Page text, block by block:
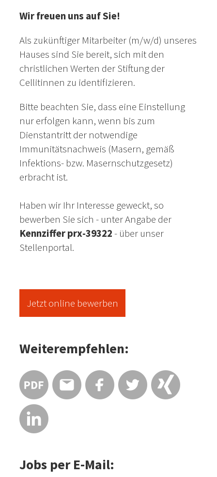
Wir freuen uns auf Sie!
Als zukünftiger Mitarbeiter (m/w/d) unseres
Hauses sind Sie bereit, sich mit den
christlichen Werten der Stiftung der
Cellitinnen zu identifizieren.
Bitte beachten Sie, dass eine Einstellung
nur erfolgen kann, wenn bis zum
Dienstantritt der notwendige
Immunitätsnachweis (Masern, gemäß
Infektions- bzw. Masernschutzgesetz)
erbracht ist.
Haben wir Ihr Interesse geweckt, so
bewerben Sie sich - unter Angabe der
Kennziffer prx-39322- über unser
Stellenportal.
Jetzt online bewerben
Weiterempfehlen:
Jobs per E-Mail: